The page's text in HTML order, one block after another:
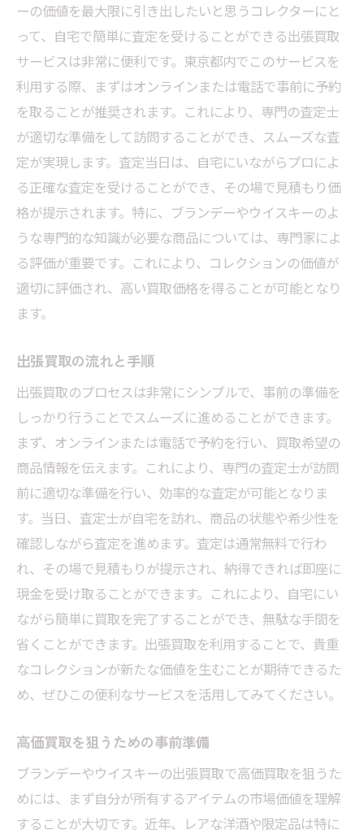
買取に出す前に確認すべきボトルの状態
価格交渉を有利に進めるためのテクニック
東京都内の主要な買取店の特徴
出張買取の際に注意すべき点
高価買取を目指すためのヒント
買取価格を上げるための秘訣東京都でブランデ
ーとウイスキーを出張買取に出す方法
買取価格に影響するポイント
ボトルの保管方法が価格に与える影響
希少価値のあるボトルを見極める
プロの査定士に聞く高価買取のコツ
を見極める
東京都での出張買取は簡単自宅でブランデーと
ウイスキーの査定を受けるための手順
出張買取を依頼する流れ
事前に準備する書類と情報
査定の際に重要なコミュニケーションポイ
ント
買取業者との契約時の注意点
査定後の流れと取引完了までのステップ
買取費用を抑えるための工夫
出張買取を活用してブランデーやウイスキーを
高く売るための注意点東京都にお住まいの方へ
買取業者の選び方一つで変わる買取価格
出張買取を利用する際のトラブル防止策
買取交渉を成功させるためのヒント
東京都内での買取に関する法律事項
ーの価値を最大限に引き出したいと思うコレクターにと
って、自宅で簡単に査定を受けることができる出張買取
サービスは非常に便利です。東京都内でこのサービスを
利用する際、まずはオンラインまたは電話で事前に予約
を取ることが推奨されます。これにより、専門の査定士
が適切な準備をして訪問することができ、スムーズな査
定が実現します。査定当日は、自宅にいながらプロによ
る正確な査定を受けることができ、その場で見積もり価
格が提示されます。特に、ブランデーやウイスキーのよ
うな専門的な知識が必要な商品については、専門家によ
る評価が重要です。これにより、コレクションの価値が
適切に評価され、高い買取価格を得ることが可能となり
ます。
出張買取の流れと手順
出張買取のプロセスは非常にシンプルで、事前の準備を
しっかり行うことでスムーズに進めることができます。
まず、オンラインまたは電話で予約を行い、買取希望の
商品情報を伝えます。これにより、専門の査定士が訪問
前に適切な準備を行い、効率的な査定が可能となりま
す。当日、査定士が自宅を訪れ、商品の状態や希少性を
確認しながら査定を進めます。査定は通常無料で行わ
れ、その場で見積もりが提示され、納得できれば即座に
現金を受け取ることができます。これにより、自宅にい
ながら簡単に買取を完了することができ、無駄な手間を
省くことができます。出張買取を利用することで、貴重
なコレクションが新たな価値を生むことが期待できるた
め、ぜひこの便利なサービスを活用してみてください。
高価買取を狙うための事前準備
ブランデーやウイスキーの出張買取で高価買取を狙うた
めには、まず自分が所有するアイテムの市場価値を理解
することが大切です。近年、レアな洋酒や限定品は特に